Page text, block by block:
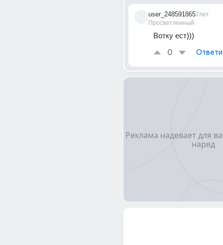
user_248591865
Просветленный
7лет
Вотку ест)))
0